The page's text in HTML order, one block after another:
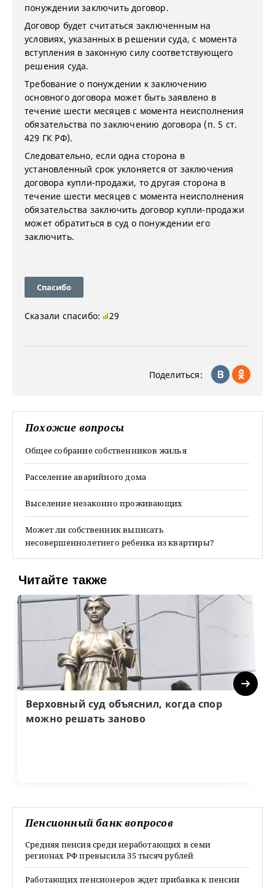
понуждении заключить договор.
Договор будет считаться заключенным на
условиях, указанных в решении суда, с момента
вступления в законную силу соответствующего
решения суда.
Требование о понуждении к заключению
основного договора может быть заявлено в
течение шести месяцев с момента неисполнения
обязательства по заключению договора (п. 5 ст.
429 ГК РФ).
Следовательно, если одна сторона в
установленный срок уклоняется от заключения
договора купли-продажи, то другая сторона в
течение шести месяцев с момента неисполнения
обязательства заключить договор купли-продажи
может обратиться в суд о понуждении его
заключить.
Спасибо
Сказали спасибо: 29
Поделиться:
Похожие вопросы
Общее собрание собственников жилья
Расселение аварийного дома
Выселение незаконно проживающих
Может ли собственник выписать
несовершеннолетнего ребенка из квартиры?
Читайте также
Верховный суд объяснил, когда спор
можно решать заново
Next
Пенсионный банк вопросов
Средняя пенсия среди неработающих в семи
регионах РФ превысила 35 тысяч рублей
Работающих пенсионеров ждет прибавка к пенсии